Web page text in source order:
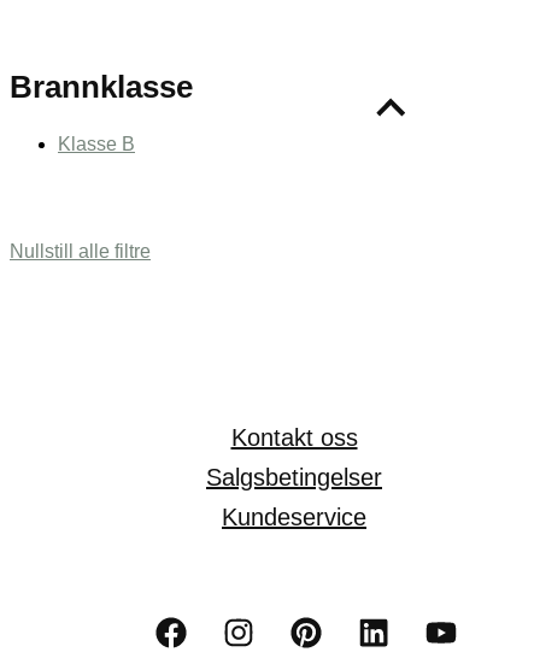
Brannklasse
Klasse B
Nullstill alle filtre
Kontakt oss
Salgsbetingelser
Kundeservice